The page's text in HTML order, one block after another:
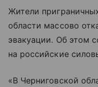
Жители
области массово
эвакуации. Об этом
на российские
«В Черниговской